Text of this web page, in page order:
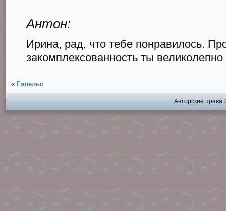
Антон:
Ирина, рад, что тебе понравилось.
закомплексованность ты
« Гилельс
Авторские